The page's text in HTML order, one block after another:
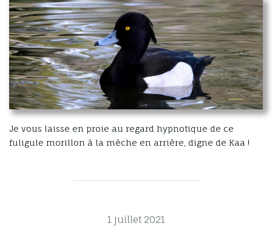
Je vous laisse en proie au regard hypnotique de ce
fuligule morillon à la mèche en arrière, digne de Kaa !
1 juillet 2021